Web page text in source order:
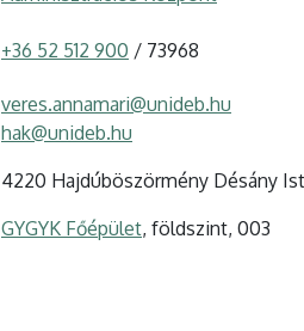
+36 52 512 900 / 73968
veres.annamari@unideb.hu
hak@unideb.hu
4220 Hajdúböszörmény Désány
GYGYK Főépület, földszint, 003